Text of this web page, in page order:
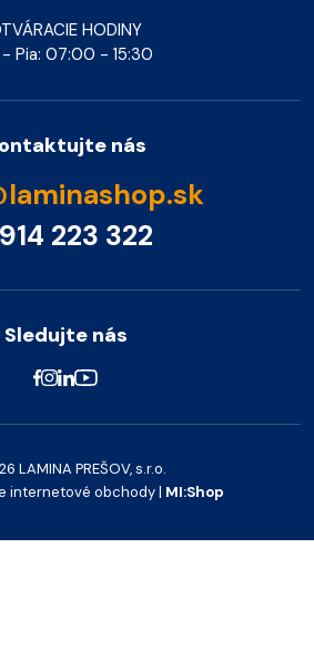
HODINY
Pia: 07:00 - 15:30
nás
223 322
Sledujte nás
LAMINA PREŠOV, s.r.o.
internetové obchody | MI:Shop